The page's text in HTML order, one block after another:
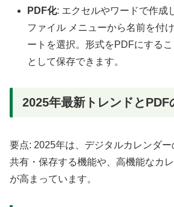
PDF化: エクセルやワードで作成
ファイル メニューから名前を付
ートを選択。形式をPDFにする
として保存できます。
2025年最新トレンドとPDF
要点: 2025年は、デジタルカレンダ
共有・保存する機能や、高機能なカ
が高まっています。